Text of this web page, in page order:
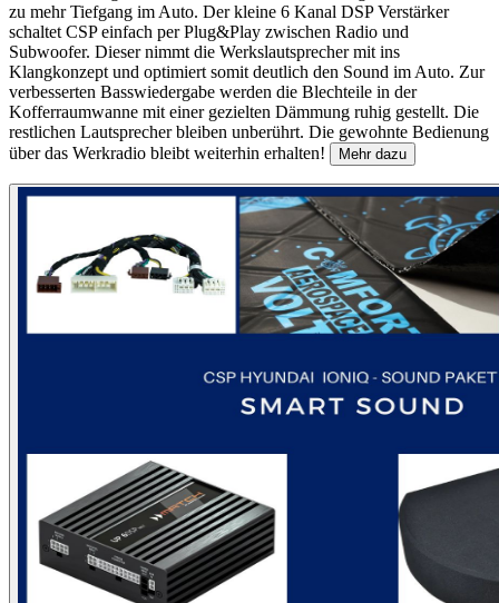
zu mehr Tiefgang im Auto. Der kleine 6 Kanal DSP Verstärker
schaltet CSP einfach per Plug&Play zwischen Radio und
Subwoofer. Dieser nimmt die Werkslautsprecher mit ins
Klangkonzept und optimiert somit deutlich den Sound im Auto. Zur
verbesserten Basswiedergabe werden die Blechteile in der
Kofferraumwanne mit einer gezielten Dämmung ruhig gestellt. Die
restlichen Lautsprecher bleiben unberührt. Die gewohnte Bedienung
über das Werkradio bleibt weiterhin erhalten!
Mehr dazu